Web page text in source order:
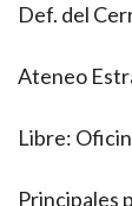
Def. del
Ateneo
Libre:
Principales